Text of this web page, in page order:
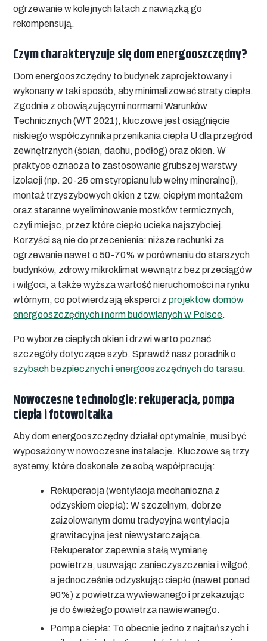
ogrzewanie w kolejnych latach z nawiązką go
rekompensują.
Czym charakteryzuje się dom energooszczędny?
Dom energooszczędny to budynek zaprojektowany i
wykonany w taki sposób, aby minimalizować straty ciepła.
Zgodnie z obowiązującymi normami Warunków
Technicznych (WT 2021), kluczowe jest osiągnięcie
niskiego współczynnika przenikania ciepła U dla przegród
zewnętrznych (ścian, dachu, podłóg) oraz okien. W
praktyce oznacza to zastosowanie grubszej warstwy
izolacji (np. 20-25 cm styropianu lub wełny mineralnej),
montaż trzyszybowych okien z tzw. ciepłym montażem
oraz staranne wyeliminowanie mostków termicznych,
czyli miejsc, przez które ciepło ucieka najszybciej.
Korzyści są nie do przecenienia: niższe rachunki za
ogrzewanie nawet o 50-70% w porównaniu do starszych
budynków, zdrowy mikroklimat wewnątrz bez przeciągów
i wilgoci, a także wyższa wartość nieruchomości na rynku
wtórnym, co potwierdzają eksperci zprojektów domów
energooszczędnych i norm budowlanych w Polsce.
Po wyborze ciepłych okien i drzwi warto poznać
szczegóły dotyczące szyb. Sprawdź nasz poradnik o
szybach bezpiecznych i energooszczędnych do tarasu.
Nowoczesne technologie: rekuperacja, pompa
ciepła i fotowoltaika
Aby dom energooszczędny działał optymalnie, musi być
wyposażony w nowoczesne instalacje. Kluczowe są trzy
systemy, które doskonale ze sobą współpracują:
Rekuperacja (wentylacja mechaniczna z
odzyskiem ciepła): W szczelnym, dobrze
zaizolowanym domu tradycyjna wentylacja
grawitacyjna jest niewystarczająca.
Rekuperator zapewnia stałą wymianę
powietrza, usuwając zanieczyszczenia i wilgoć,
a jednocześnie odzyskując ciepło (nawet ponad
90%) z powietrza wywiewanego i przekazując
je do świeżego powietrza nawiewanego.
Pompa ciepła: To obecnie jedno z najtańszych i